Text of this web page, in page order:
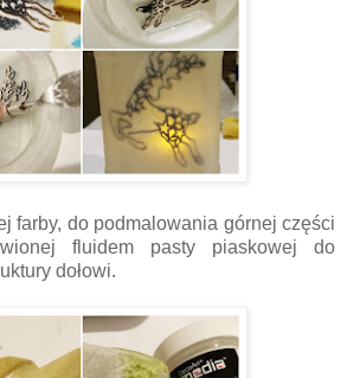
farby, do podmalowania górnej części
fluidem pasty piaskowej do
dołowi.